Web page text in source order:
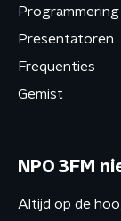
Programmering
Presentatoren
Frequenties
Gemist
NPO 3FM
Altijd op de